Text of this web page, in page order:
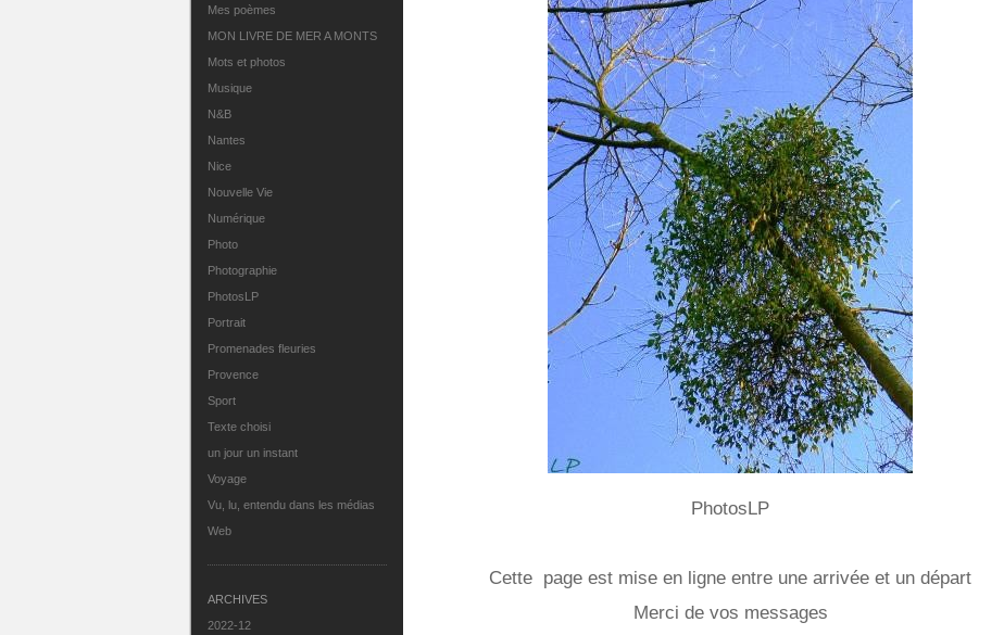
Mes poèmes
MON LIVRE DE MER A MONTS
Mots et photos
Musique
N&B
Nantes
Nice
Nouvelle Vie
Numérique
Photo
Photographie
PhotosLP
Portrait
Promenades fleuries
Provence
Sport
Texte choisi
un jour un instant
Voyage
Vu, lu, entendu dans les médias
Web
ARCHIVES
2022-12
PhotosLP
Cette page est mise en ligne entre une arrivée et un départ
Merci de vos messages